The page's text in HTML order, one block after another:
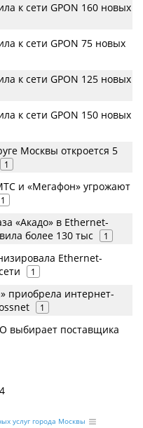
к сети GPON 160 новых
к сети GPON 75 новых
к сети GPON 125 новых
к сети GPON 150 новых
Москвы откроется 5
1
и «Мегафон» угрожают
1
«Акадо» в Ethernet-
более 130 тыс
1
Ethernet-
1
приобрела интернет-
1
выбирает поставщика
услуг города Москвы